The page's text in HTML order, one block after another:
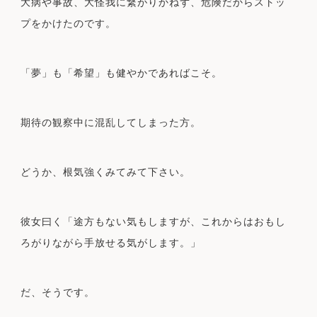
大病や事故、大怪我に繋がりかねず、危険だからストッ
プをかけたのです。
「夢」も「希望」も健やかであればこそ。
期待の観察中に混乱してしまった方。
どうか、根気強くみてみて下さい。
彼女曰く「途方もない気もしますが、これからはおもし
ろがりながら手放せる気がします。」
だ、そうです。